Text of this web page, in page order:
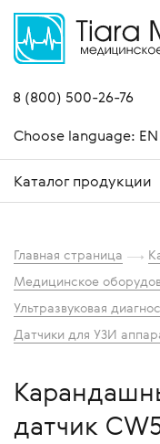
8 (800) 500-26-76
Choose language: EN
Каталог продукции
Главная страница
Медицинское
Ультразвуковая
Датчики для УЗИ
датчик